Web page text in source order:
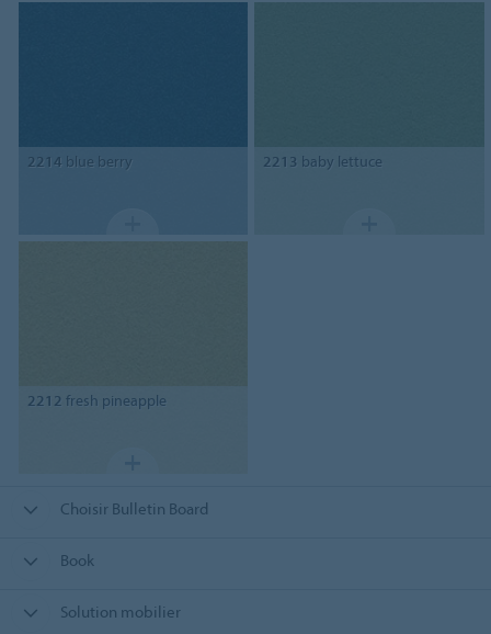
2214 blue berry 2213 baby lettuce
2212 fresh pineapple
Choisir Bulletin Board
Book
Solution mobilier